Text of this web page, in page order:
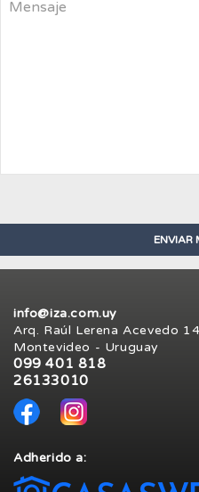
info@iza.com.uy
Arq. Raúl Lerena Acevedo
Montevideo - Uruguay
099 401 818
26133010
Adherido a: